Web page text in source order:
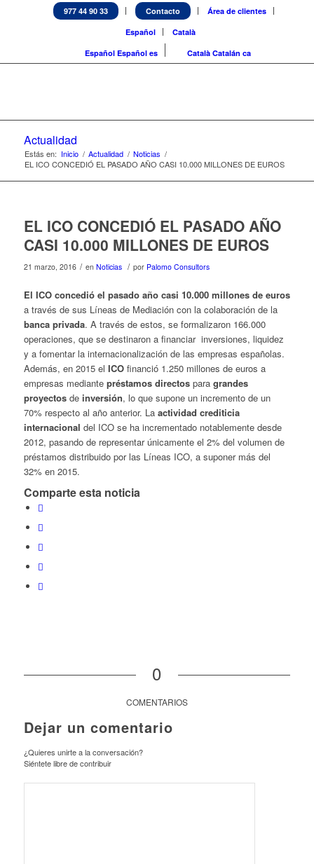
977 44 90 33 Contacto
Área de clientes
Español
Català
Español Español es Català Catalán ca
Actualidad
Estás en: Inicio / Actualidad / Noticias /
EL ICO CONCEDIÓ EL PASADO AÑO CASI 10.000 MILLONES DE EUROS
EL ICO CONCEDIÓ EL PASADO AÑO
CASI 10.000 MILLONES DE EUROS
21 marzo, 2016 / en Noticias / por Palomo Consultors
El ICO concedió el pasado año casi 10.000 millones de euros
a través de sus Líneas de Mediación con la colaboración de la
banca privada. A través de estos, se formalizaron 166.000
operaciones, que se destinaron a financiar inversiones, liquidez
y a fomentar la internacionalización de las empresas españolas.
Además, en 2015 el ICOfinanció 1.250 millones de euros a
empresas mediante préstamos directospara grandes
proyectosde inversión, lo que supone un incremento de un
70% respecto al año anterior. La actividad crediticia
internacional del ICO se ha incrementado notablemente desde
2012, pasando de representar únicamente el 2% del volumen de
préstamos distribuido por las Líneas ICO, a suponer más del
32% en 2015.
Comparte esta noticia
0
COMENTARIOS
Dejar un comentario
¿Quieres unirte a la conversación?
Siéntete libre de contribuir